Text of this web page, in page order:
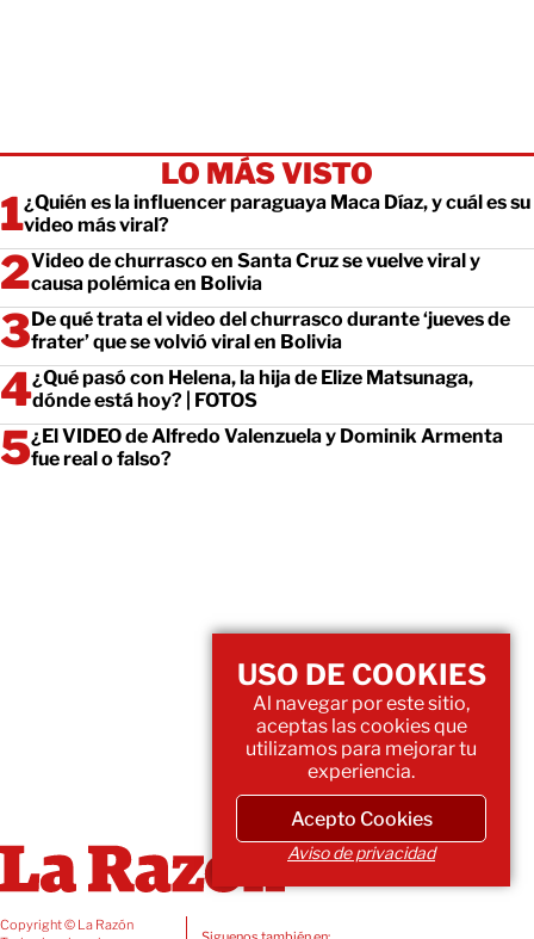
LO MÁS VISTO
¿Quién es la influencer paraguaya Maca Díaz, y cuál es su
video más viral?
Video de churrasco en Santa Cruz se vuelve viral y
causa polémica en Bolivia
De qué trata el video del churrasco durante ‘jueves de
frater’ que se volvió viral en Bolivia
¿Qué pasó con Helena, la hija de Elize Matsunaga,
dónde está hoy? | FOTOS
¿El VIDEO de Alfredo Valenzuela y Dominik Armenta
fue real o falso?
Copyright © La Razón
USO DE COOKIES
Al navegar por este sitio,
aceptas las cookies que
utilizamos para mejorar tu
experiencia.
Acepto Cookies
Aviso de privacidad